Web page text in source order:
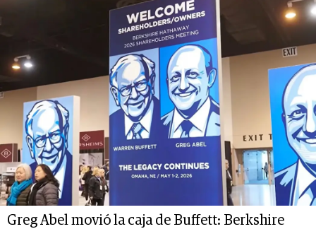
Greg Abel movió la caja de Buffett: Berkshire